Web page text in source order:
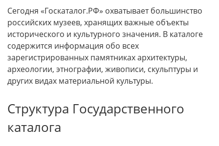
Сегодня «Госкаталог.РФ» охватывает большинство
российских музеев, хранящих важные объекты
исторического и культурного значения. В каталоге
содержится информация обо всех
зарегистрированных памятниках архитектуры,
археологии, этнографии, живописи, скульптуры и
других видах материальной культуры.
Структура Государственного
каталога